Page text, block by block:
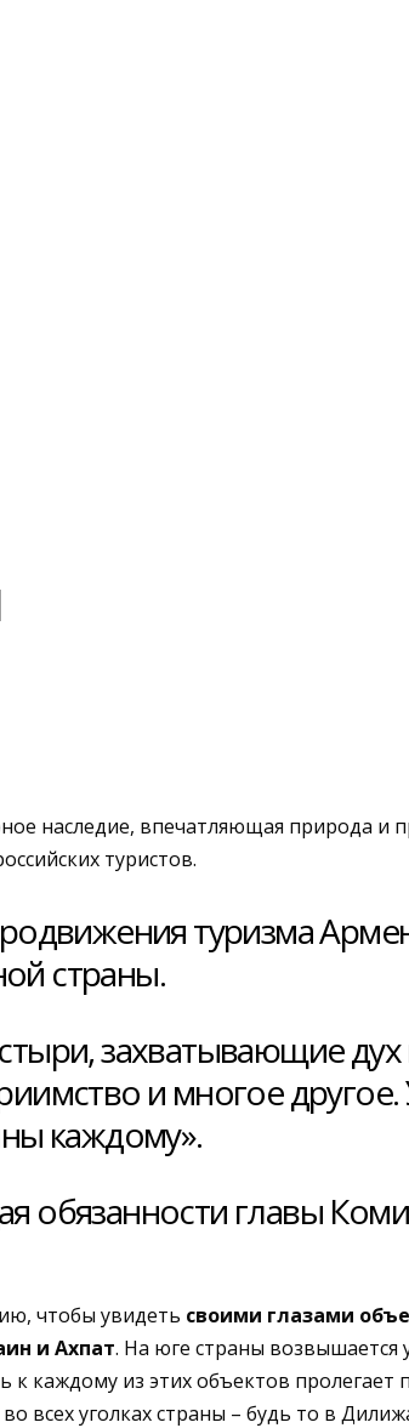
наследие, впечатляющая природа
туристов.
туризма
страны.
захватывающие
и многое
каждому».
обязанности главы
чтобы увидеть своими глазами
и Ахпат. На юге страны возвышается
к каждому из этих объектов
всех уголках страны – будь то в